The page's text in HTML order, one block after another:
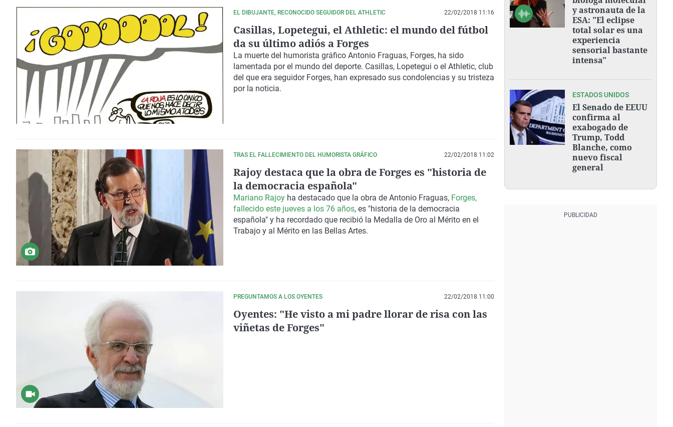
EL DIBUJANTE, RECONOCIDO SEGUIDOR DEL ATHLETIC 22/02/2018 11:16
Casillas, Lopetegui, el Athletic: el mundo del fútbol
da su último adiós a Forges
La muerte del humorista gráfico Antonio Fraguas, Forges, ha sido
lamentada por el mundo del deporte. Casillas, Lopetegui o el Athletic, club
del que era seguidor Forges, han expresado sus condolencias y su tristeza
por la noticia.
TRAS EL FALLECIMIENTO DEL HUMORISTA GRÁFICO 22/02/2018 11:02
Rajoy destaca que la obra de Forges es "historia de
la democracia española"
Mariano Rajoy ha destacado que la obra de Antonio Fraguas, Forges,
fallecido este jueves a los 76 años, es "historia de la democracia
española" y ha recordado que recibió la Medalla de Oro al Mérito en el
Trabajo y al Mérito en las Bellas Artes.
PREGUNTAMOS A LOS OYENTES 22/02/2018 11:00
Oyentes: "He visto a mi padre llorar de risa con las
viñetas de Forges"
y astronauta de la
ESA: "El eclipse
total solar es una
experiencia
sensorial bastante
intensa"
ESTADOS UNIDOS
El Senado de EEUU
confirma al
exabogado de
Trump, Todd
Blanche, como
nuevo fiscal
general